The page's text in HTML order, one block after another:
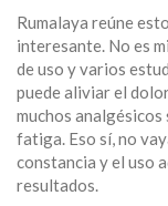
Rumalaya reúne
interesante. No es
de uso y varios
puede aliviar el
muchos
fatiga. Eso sí, no
constancia y el uso
resultados.